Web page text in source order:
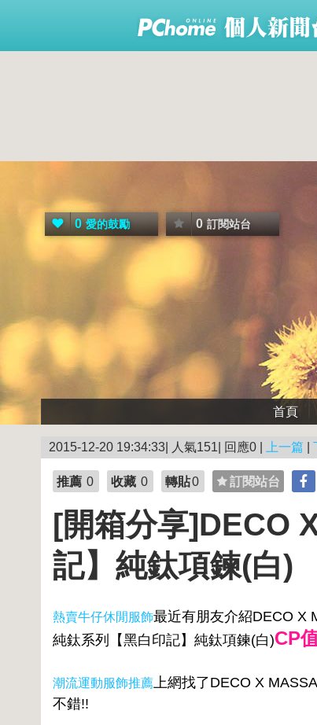
0 愛的鼓勵 0 訂閱站台
首頁
2015-12-20 19:34:33| 人氣151| 回應0 | 上一篇
推薦 0 收藏 0 轉貼0 訂閱站台
[開箱分享]DECO
記】純鈦項鍊(白)
熱賣牛仔休閒服飾最近有朋友介紹DECO X
純鈦系列【黑白印記】純鈦項鍊(白)CP
潮流運動服飾推薦上網找了DECO X
不錯!!